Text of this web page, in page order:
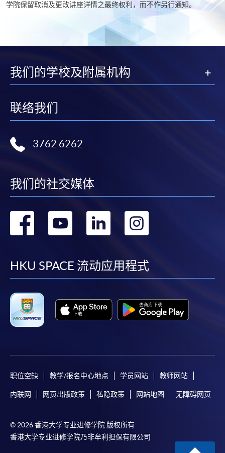
学院保留取消及更改讲座详情之最终权利，而不作另行通知。
我们的学校及附属机构
联络我们
3762 6262
我们的社交媒体
转
facebook
转
youtube
转
linkedin
HKU SPACE 流动应用程式
职位空缺 教学/报名中心地点 学员网站 教师网站
内联网 网页出版政策 私隐政策 网站地图 无障碍网页
© 2026 香港大学专业进修学院 版权所有
香港大学专业进修学院乃非牟利担保有限公司